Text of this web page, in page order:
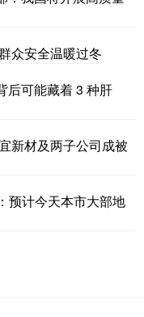
众安全温暖过冬
后可能藏着 3 种肝
新材及两子公司成被
预计今天本市大部地